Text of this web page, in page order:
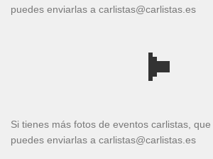
puedes enviarlas a carlistas@carlistas.es
Si tienes más fotos de eventos carlistas,
puedes enviarlas a carlistas@carlistas.es